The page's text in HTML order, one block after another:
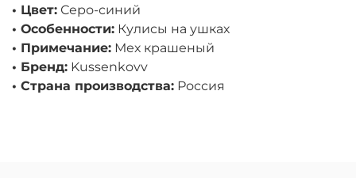
• Цвет: Серо-синий
• Особенности: Кулисы на ушках
• Примечание: Мех крашеный
• Бренд: Kussenkovv
• Страна производства: Россия